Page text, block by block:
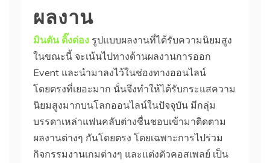
ผลงาน
มินตัน ดิ๊งด่อง รูปแบบผลงานที่ได้รับความนิยมสูง
ในขณะนี้ จะเน้นไปทางด้านผลงานการออก
Event และนำมาลงไว้ในช่องทางออนไลน์
โดยตรงที่เยอะมาก นั่นจึงทำให้ได้รับกระแสความ
นิยมสูงมากบนโลกออนไลน์ในปัจจุบัน มีกลุ่ม
บรรดาเหล่าแฟนคลับต่างชื่นชอบเข้ามาติดตาม
ผลงานต่างๆ กันโดยตรง โดยเฉพาะการไปร่วม
กิจกรรมงานเกมต่างๆ และแต่งตัวคอสเพลย์ เป็น